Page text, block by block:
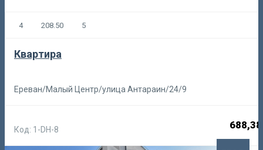
4 208.50 5
Квартира
Ереван/Малый Центр/улица Антараин/24/9
Код: 1-DH-8